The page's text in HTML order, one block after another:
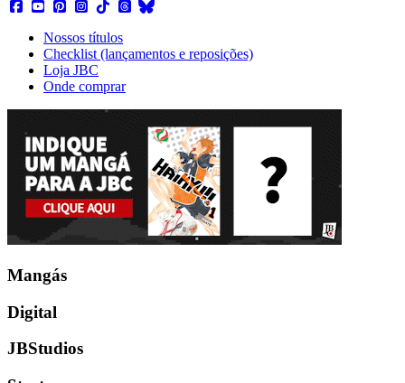
Nossos títulos
Checklist (lançamentos e reposições)
Loja JBC
Onde comprar
Mangás
Digital
JBStudios